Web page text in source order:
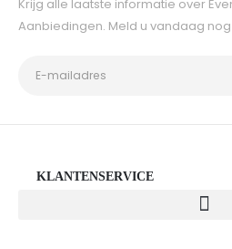
Krijg alle laatste informatie over
Aanbiedingen. Meld u vandaag
KLANTENSERVICE